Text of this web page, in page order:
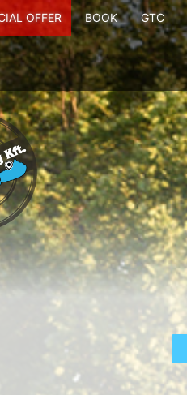
OFFER BOOK GTC